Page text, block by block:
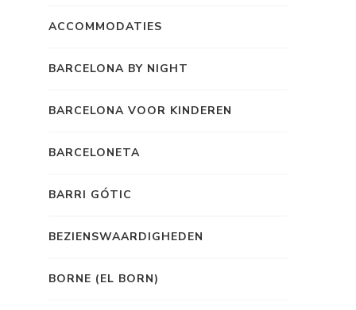
ACCOMMODATIES
BARCELONA BY NIGHT
BARCELONA VOOR KINDEREN
BARCELONETA
BARRI GÓTIC
BEZIENSWAARDIGHEDEN
BORNE (EL BORN)